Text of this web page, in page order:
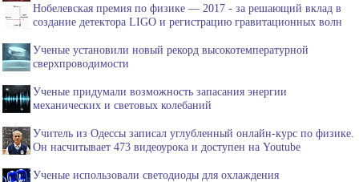
Нобелевская премия по физике — 2017 - за решающий вклад в
создание детектора LIGO и регистрацию гравитационных волн
Ученые установили новый рекорд высокотемпературной
сверхпроводимости
Ученые придумали возможность запасания энергии
механических и световых колебаний
Учитель из Одессы записал углубленный онлайн-курс по физике.
Он насчитывает 473 видеоурока и доступен на Youtube
Ученые использовали светодиоды для охлаждения